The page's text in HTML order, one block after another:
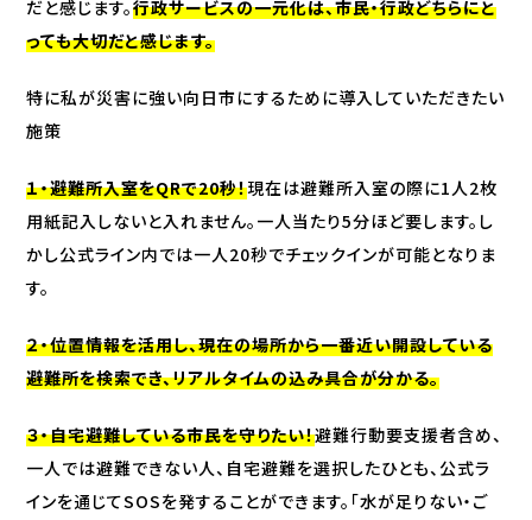
だと感じます。行政サービスの一元化は、市民・行政どちらにと
っても大切だと感じます。
特に私が災害に強い向日市にするために導入していただきたい
施策
１・避難所入室をQRで20秒！現在は避難所入室の際に1人2枚
用紙記入しないと入れません。一人当たり5分ほど要します。し
かし公式ライン内では一人20秒でチェックインが可能となりま
す。
２・位置情報を活用し、現在の場所から一番近い開設している
避難所を検索でき、リアルタイムの込み具合が分かる。
３・自宅避難している市民を守りたい！避難行動要支援者含め、
一人では避難できない人、自宅避難を選択したひとも、公式ラ
インを通じてSOSを発することができます。「水が足りない・ご